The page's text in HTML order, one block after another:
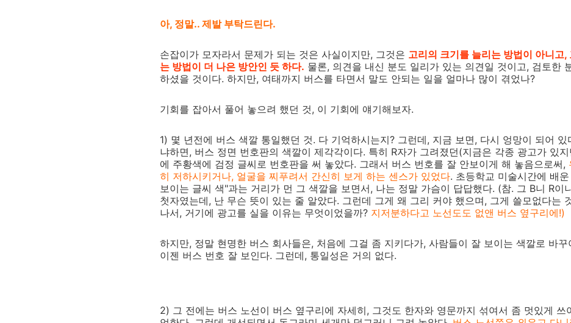
아, 정말.. 제발 부탁드린다.
손잡이가 모자라서 문제가 되는 것은 사실이지만, 그것은 고리의 크기를 늘리는 방법이 아니고,
는 방법이 더 나은 방안인 듯 하다. 물론, 의견을 내신 분도 일리가 있는 의견일 것이고, 검토한
하셨을 것이다. 하지만, 여태까지 버스를 타면서 말도 안되는 일을 얼마나 많이 겪었나?
기회를 잡아서 풀어 놓으려 했던 것, 이 기회에 얘기해보자.
1) 몇 년전에 버스 색깔 통일했던 것. 다 기억하시는지? 그런데, 지금 보면, 다시 엉망이 되어 있
냐하면, 버스 정면 번호판의 색깔이 제각각이다. 특히 R자가 그려졌던(지금은 각종 광고가 있
에 주황색에 검정 글씨로 번호판을 써 놓았다. 그래서 버스 번호를 잘 안보이게 해 놓음으로써,
히 저하시키거나, 얼굴을 찌푸려서 간신히 보게 하는 센스가 있었다. 초등학교 미술시간에 배
보이는 글씨 색"과는 거리가 먼 그 색깔을 보면서, 나는 정말 가슴이 답답했다. (참. 그 B니 R이
첫자였는데, 난 무슨 뜻이 있는 줄 알았다. 그런데 그게 왜 그리 커야 했으며, 그게 쓸모없다는
나서, 거기에 광고를 실을 이유는 무엇이었을까? 지저분하다고 노선도도 없앤 버스 옆구리에!)
하지만, 정말 현명한 버스 회사들은, 처음에 그걸 좀 지키다가, 사람들이 잘 보이는 색깔로 바꾸
이젠 버스 번호 잘 보인다. 그런데, 통일성은 거의 없다.
2) 그 전에는 버스 노선이 버스 옆구리에 자세히, 그것도 한자와 영문까지 섞여서 좀 멋있게 쓰